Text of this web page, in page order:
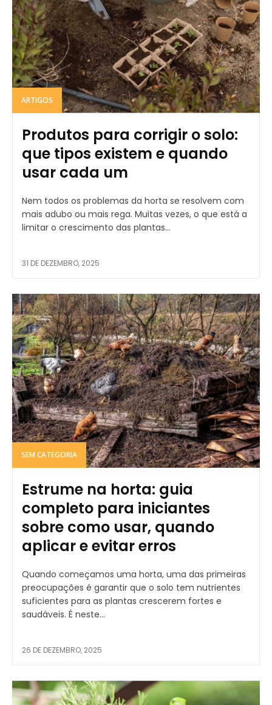
ARTIGOS
Produtos para corrigir o solo:
que tipos existem e quando
usar cada um
Nem todos os problemas da horta se resolvem com
mais adubo ou mais rega. Muitas vezes, o que está a
limitar o crescimento das plantas...
31 DE DEZEMBRO, 2025
SEM CATEGORIA
Estrume na horta: guia
completo para iniciantes
sobre como usar, quando
aplicar e evitar erros
Quando começamos uma horta, uma das primeiras
preocupações é garantir que o solo tem nutrientes
suficientes para as plantas crescerem fortes e
saudáveis. É neste...
26 DE DEZEMBRO, 2025